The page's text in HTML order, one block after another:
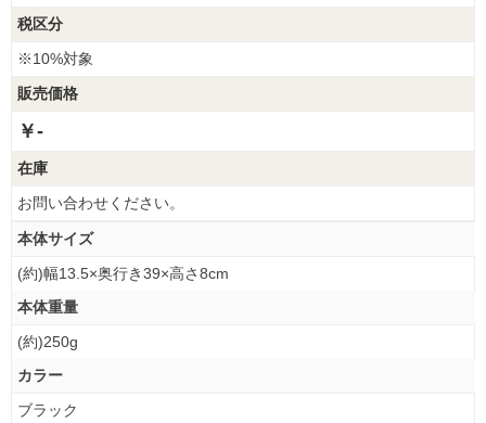
税区分
※10%対象
販売価格
￥-
在庫
お問い合わせください。
本体サイズ
(約)幅13.5×奥行き39×高さ8cm
本体重量
(約)250g
カラー
ブラック